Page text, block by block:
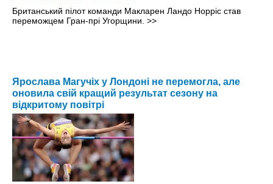
Британський пілот команди Макларен Ландо Норріс став
переможцем Гран-прі Угорщини. >>
Ярослава Магучіх у Лондоні не перемогла, але
оновила свій кращий результат сезону на
відкритому повітрі